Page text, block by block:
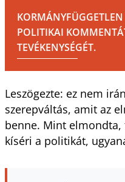
POLITIKAI
TEVÉKENYSÉGÉT.
Leszögezte: ez nem
szerepváltás, amit az
benne. Mint
kíséri a politikát,